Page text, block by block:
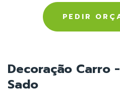
PEDIR
Decoração Carro
Sado